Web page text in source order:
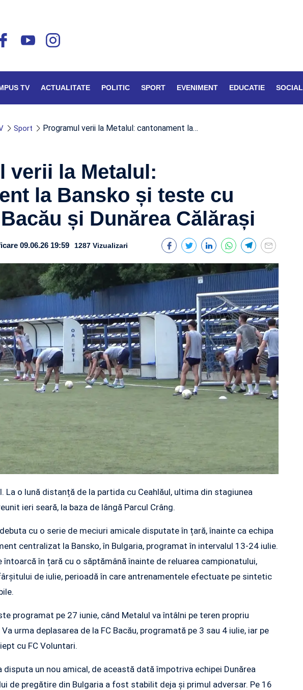
TV ACTUALITATE POLITIC SPORT EVENIMENT EDUCATIE SOCIAL
Sport Programul verii la Metalul: cantonament la…
verii la Metalul:
la Bansko și teste cu
și Dunărea Călărași
09.06.26 19:59 1287 Vizualizari
La o lună distanță de la partida cu Ceahlăul, ultima din stagiunea
ieri seară, la baza de lângă Parcul Crâng.
cu o serie de meciuri amicale disputate în țară, înainte ca echipa
centralizat la Bansko, în Bulgaria, programat în intervalul 13-24 iulie.
întoarcă în țară cu o săptămână înainte de reluarea campionatului,
de iulie, perioadă în care antrenamentele efectuate pe sintetic
programat pe 27 iunie, când Metalul va întâlni pe teren propriu
urma deplasarea de la FC Bacău, programată pe 3 sau 4 iulie, iar pe
cu FC Voluntari.
disputa un nou amical, de această dată împotriva echipei Dunărea
de pregătire din Bulgaria a fost stabilit deja și primul adversar. Pe 16